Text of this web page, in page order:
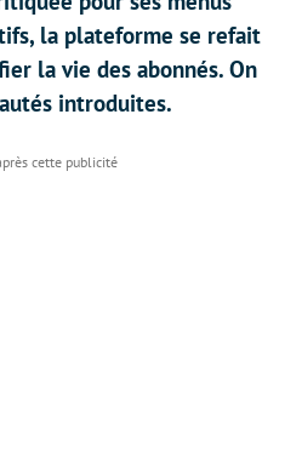
la plateforme se refait
la vie des abonnés. On
introduites.